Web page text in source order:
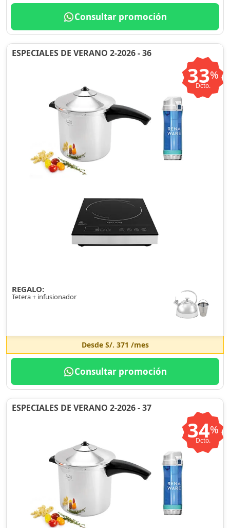
Consultar promoción
ESPECIALES DE VERANO 2-2026 - 36
33%
Dcto.
REGALO:
Tetera + infusionador
Desde S/. 371 /mes
Consultar promoción
ESPECIALES DE VERANO 2-2026 - 37
34%
Dcto.